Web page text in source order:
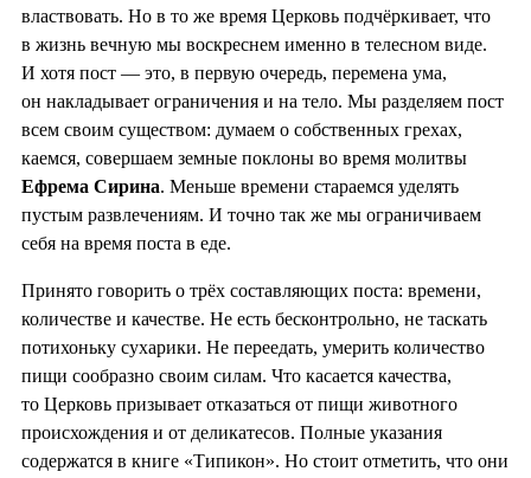
властвовать. Но в то же время Церковь подчёркивает, что
в жизнь вечную мы воскреснем именно в телесном виде.
И хотя пост — это, в первую очередь, перемена ума,
он накладывает ограничения и на тело. Мы разделяем пост
всем своим существом: думаем о собственных грехах,
каемся, совершаем земные поклоны во время молитвы
Ефрема Сирина. Меньше времени стараемся уделять
пустым развлечениям. И точно так же мы ограничиваем
себя на время поста в еде.
Принято говорить о трёх составляющих поста: времени,
количестве и качестве. Не есть бесконтрольно, не таскать
потихоньку сухарики. Не переедать, умерить количество
пищи сообразно своим силам. Что касается качества,
то Церковь призывает отказаться от пищи животного
происхождения и от деликатесов. Полные указания
содержатся в книге «Типикон». Но стоит отметить, что они